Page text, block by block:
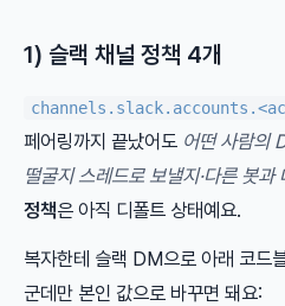
1) 슬랙 채널 정책 4개
페어링까지 끝났어도 어떤 사람의
떨굴지 스레드로 보낼지·다른 봇과
정책은 아직 디폴트 상태예요.
복자한테 슬랙 DM으로 아래 코드
군데만 본인 값으로 바꾸면 돼요: